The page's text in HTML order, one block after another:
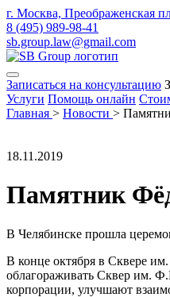
г. Москва, Преображенская
8 (495) 989-98-41
sb.group.law@gmail.com
Записаться на консультацию
Услуги Помощь онлайн
Главная > Новости >
18.11.2019
Памятник
В Челябинске прошла
В конце октября в Сквере
облагораживать Сквер им.
корпорации, улучшают